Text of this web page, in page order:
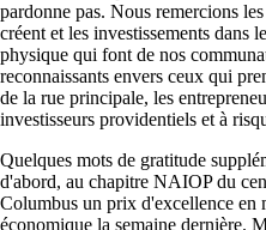
pardonne pas. Nous remercions
créent et les investissements dans
physique qui font de nos
reconnaissants envers ceux qui
de la rue principale, les
investisseurs providentiels et à
Quelques mots de gratitude
d'abord, au chapitre NAIOP du
Columbus un prix d'excellence en
économique la semaine dernière.